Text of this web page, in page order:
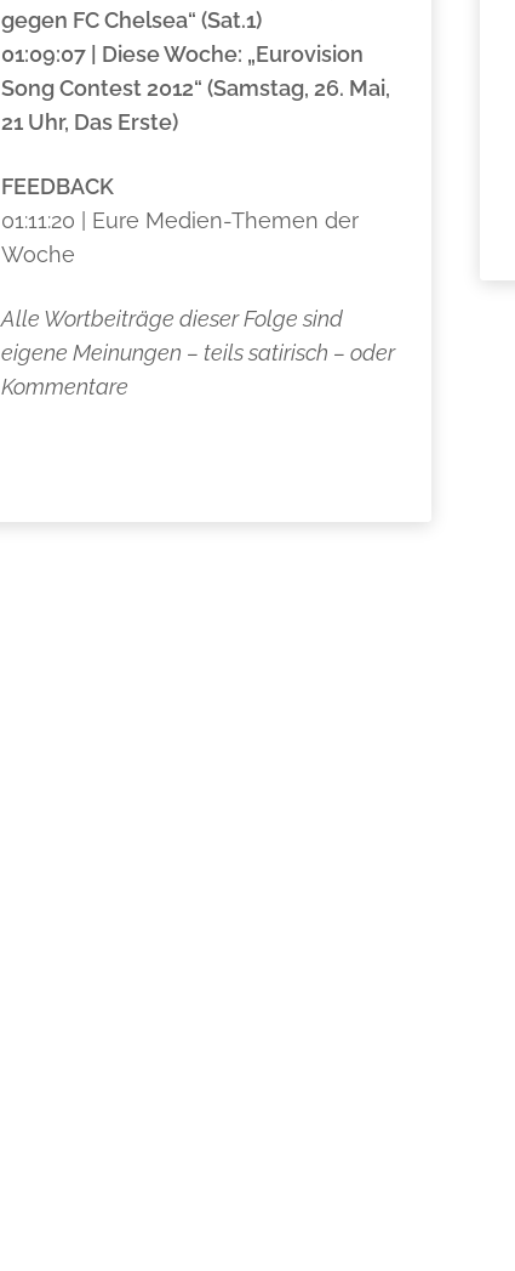
gegen FC Chelsea“ (Sat.1)
01:09:07 | Diese Woche: „Eurovision
Song Contest 2012“ (Samstag, 26. Mai,
21 Uhr, Das Erste)
FEEDBACK
01:11:20 | Eure Medien-Themen der
Woche
Alle Wortbeiträge dieser Folge sind
eigene Meinungen – teils satirisch – oder
Kommentare